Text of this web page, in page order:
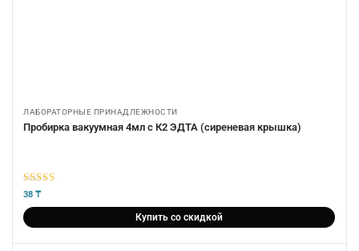
ЛАБОРАТОРНЫЕ ПРИНАДЛЕЖНОСТИ
Пробирка вакуумная 4мл с К2 ЭДТА (сиреневая крышка)
5из 5
38 ₸
Купить со скидкой